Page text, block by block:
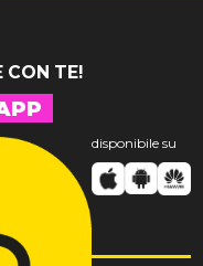
CON TE!
disponibile su